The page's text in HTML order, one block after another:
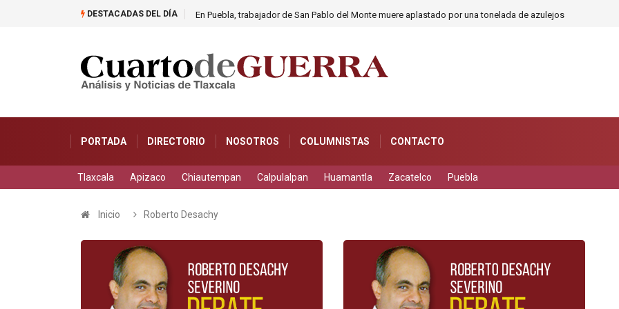
DESTACADAS DEL DÍA En Puebla, trabajador de San Pablo del Monte muere aplastado por una tonelada de azulejos
PORTADA DIRECTORIO NOSOTROS COLUMNISTAS CONTACTO
Tlaxcala Apizaco Chiautempan Calpulalpan Huamantla Zacatelco Puebla
Inicio Roberto Desachy